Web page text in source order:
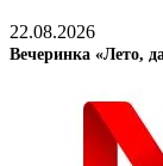
22.08.2026
Вечеринка «Лето,